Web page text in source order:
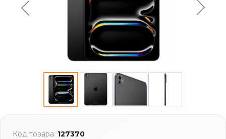
Код товара: 127370